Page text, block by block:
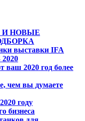
И НОВЫЕ
выставки IFA
ваш 2020 год более
чем вы думаете
году
бизнеса